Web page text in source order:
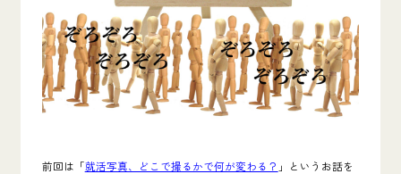
前回は「就活写真、どこで撮るかで何が変わる？ 」というお話を